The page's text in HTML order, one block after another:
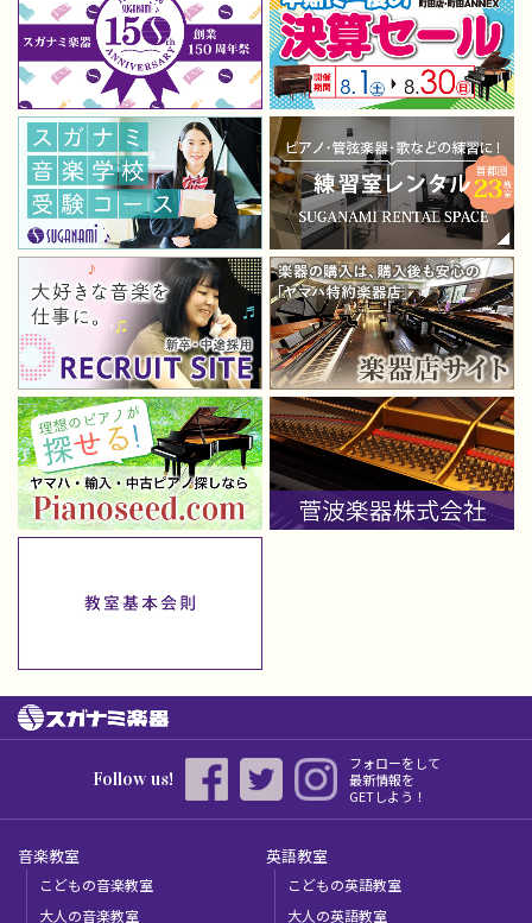
Follow us!
フォローをして
最新情報を
GETしよう！
音楽教室
こどもの音楽教室
大人の音楽教室
英語教室
こどもの英語教室
大人の英語教室